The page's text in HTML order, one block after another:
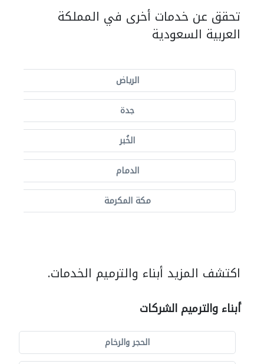
تحقق عن خدمات أخرى في المملكة
العربية السعودية
الرياض
جدة
الخُبر
الدمام
مكة المكرمة
اكتشف المزيد أبناء والترميم الخدمات.
أبناء والترميم الشركات
الحجر والرخام